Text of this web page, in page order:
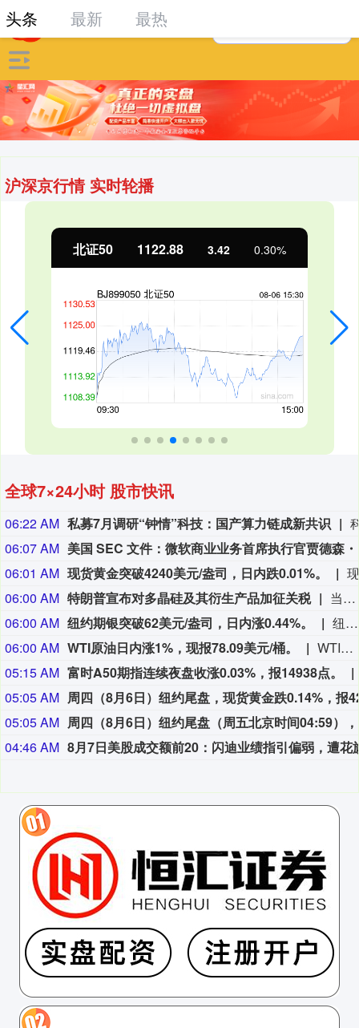
沪深京行情 实时轮播
北证50 1122.88 3.42 0.30%
全球7×24小时 股市快讯
06:22 AM 私募7月调研“钟情”科技：国产算力链成新共识
06:07 AM
06:01 AM 现货黄金突破4240美元/盎司，日内跌0.01%。
06:00 AM 特朗普宣布对多晶硅及其衍生产品加征关税
当地时间8月6日，美国总统特朗普签署行政令，依据《1962年贸易扩展法》第232条，对进口多晶硅及其衍生产品采取最低进口价格和额外关税措施，以支持美国国内多晶硅、半导体和太阳能供应链。公告规定，最低进口价格分别为：多晶硅每公斤21美元；多晶硅锭和晶圆每公斤100美元；太阳能电池每瓦0.22美元；太阳能组件每瓦0.38美元。同时，美国将对公告附件所列多晶硅锭及相关衍生产品加征15%的从价关税。相关措施将自2026年12月4日美国东部时间凌晨12时01分起生效。公告还授权商务部建立“回流美国”激励计划。企业如承诺在美国建设、翻新或扩建多晶硅、硅锭、晶圆或太阳能电池生产设施，并在2029年1月20日前开工，可申请部分进口设备和相关产品免缴第232条关税。（央视新闻）
06:00 AM 纽约期银突破62美元/盎司，日内涨0.44%。
纽约期银突破62美元/盎司，日内涨0.44%。
06:00 AM WTI原油日内涨1%，现报78.09美元/桶。
WTI原油日内涨1%，现报78.09美元/桶。
05:15 AM 富时A50期指连续夜盘收涨0.03%，报14938点。
05:05 AM
05:05 AM
04:46 AM
头条 最新 最热